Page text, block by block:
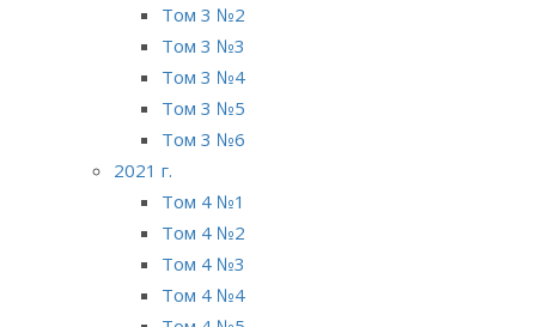
Том 3 №2
Том 3 №3
Том 3 №4
Том 3 №5
Том 3 №6
2021 г.
Том 4 №1
Том 4 №2
Том 4 №3
Том 4 №4